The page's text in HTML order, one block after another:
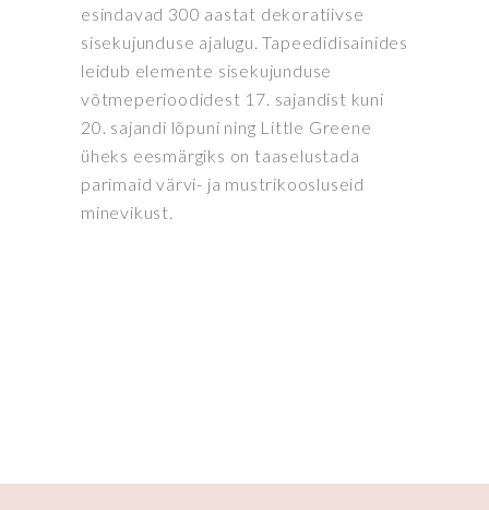
esindavad 300 aastat dekoratiivse
sisekujunduse ajalugu. Tapeedidisainides
leidub elemente sisekujunduse
võtmeperioodidest 17. sajandist kuni
20. sajandi lõpuni ning Little Greene
üheks eesmärgiks on taaselustada
parimaid värvi- ja mustrikoosluseid
minevikust.